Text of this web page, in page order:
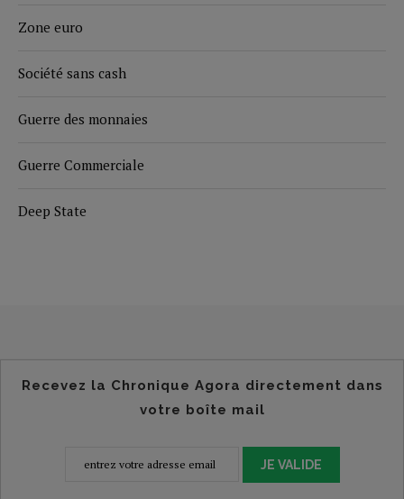
Zone euro
Société sans cash
Guerre des monnaies
Guerre Commerciale
Deep State
Recevez la Chronique Agora directement dans
votre boîte mail
JE VALIDE